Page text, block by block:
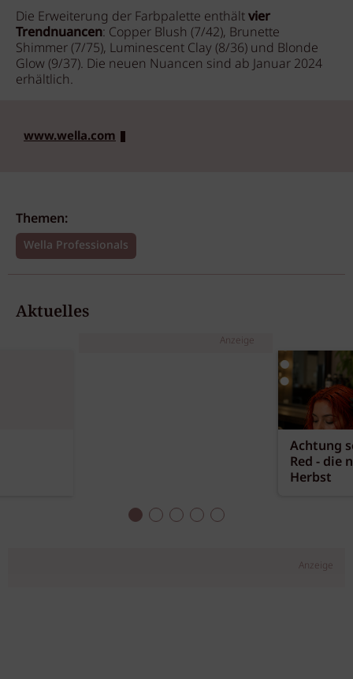
Die Erweiterung der Farbpalette enthältvier
Trendnuancen: Copper Blush (7/42), Brunette
Shimmer (7/75), Luminescent Clay (8/36) und Blonde
Glow (9/37). Die neuen Nuancen sind ab Januar 2024
erhältlich.
www.wella.com
Themen:
Wella Professionals
Aktuelles
Anzeige
Achtung
Red - die
Herbst
Anzeige